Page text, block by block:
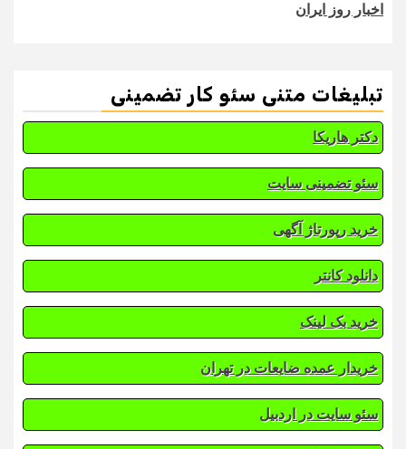
اخبار روز ایران
تبلیغات متنی سئو کار تضمینی
دکتر هاریکا
سئو تضمینی سایت
خرید رپورتاژ آگهی
دانلود کانتر
خرید بک لینک
خریدار عمده ضایعات در تهران
سئو سایت در اردبیل